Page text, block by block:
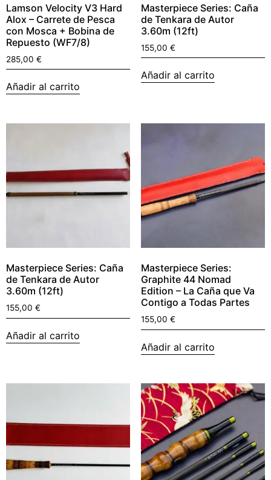
Lamson Velocity V3 Hard
Alox – Carrete de Pesca
con Mosca + Bobina de
Repuesto (WF7/8)
285,00 €
Añadir al carrito
Masterpiece Series: Caña
de Tenkara de Autor
3.60m (12ft)
155,00 €
Añadir al carrito
Masterpiece Series: Caña
de Tenkara de Autor
3.60m (12ft)
155,00 €
Añadir al carrito
Masterpiece Series:
Graphite 44 Nomad
Edition – La Caña que Va
Contigo a Todas Partes
155,00 €
Añadir al carrito